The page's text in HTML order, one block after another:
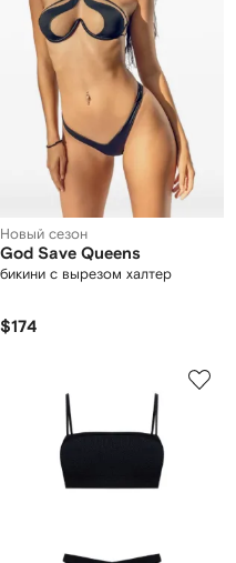
Новый сезон
God Save Queens
бикини с вырезом халтер
$174